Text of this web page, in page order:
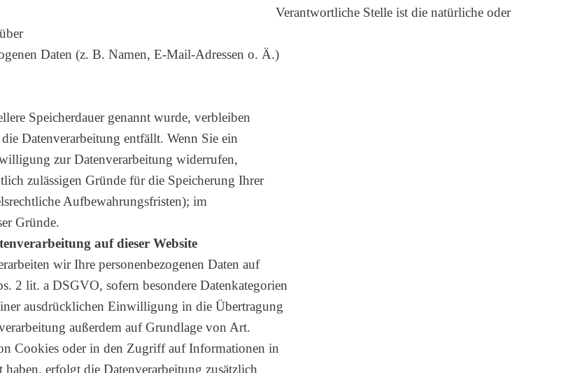
Verantwortliche Stelle ist die natürliche oder
Daten (z. B. Namen, E-Mail-Adressen o. Ä.)
Speicherdauer genannt wurde, verbleiben
Datenverarbeitung entfällt. Wenn Sie ein
zur Datenverarbeitung widerrufen,
zulässigen Gründe für die Speicherung Ihrer
Aufbewahrungsfristen); im
Gründe.
auf dieser Website
wir Ihre personenbezogenen Daten auf
2 lit. a DSGVO, sofern besondere Datenkategorien
ausdrücklichen Einwilligung in die Übertragung
außerdem auf Grundlage von Art.
Cookies oder in den Zugriff auf Informationen in
erfolgt die Datenverarbeitung zusätzlich